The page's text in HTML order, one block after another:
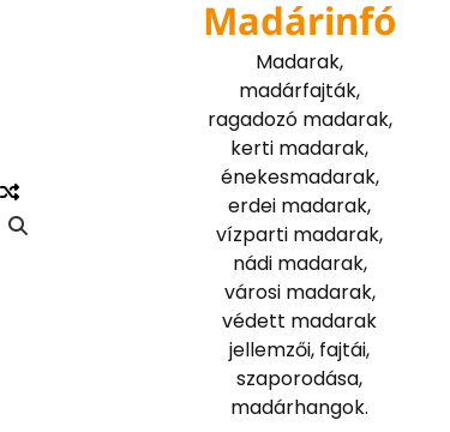
Madárinfó
Madarak,
madárfajták,
ragadozó madarak,
kerti madarak,
énekesmadarak,
erdei madarak,
vízparti madarak,
nádi madarak,
városi madarak,
védett madarak
jellemzői, fajtái,
szaporodása,
madárhangok.